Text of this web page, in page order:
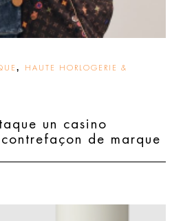
, HAUTE HORLOGERIE &
un casino
de marque